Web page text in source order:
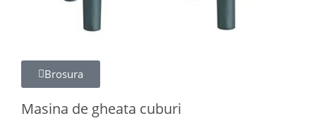
Brosura
Masina de gheata cuburi